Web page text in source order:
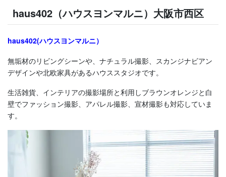
haus402（ハウスヨンマルニ）大阪市西区
haus402(ハウスヨンマルニ）
無垢材のリビングシーンや、ナチュラル撮影、スカンジナビアン
デザインや北欧家具があるハウススタジオです。
生活雑貨、インテリアの撮影場所と利用しブラウンオレンジと白
壁でファッション撮影、アパレル撮影、宣材撮影も対応していま
す。